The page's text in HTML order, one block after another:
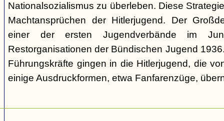
Nationalsozialismus zu überleben. Diese
Machtansprüchen der Hitlerjugend. Der
einer der ersten Jugendverbände im
Restorganisationen der Bündischen Jugend
Führungskräfte gingen in die Hitlerjugend, die
einige Ausdruckformen, etwa Fanfarenzüge,